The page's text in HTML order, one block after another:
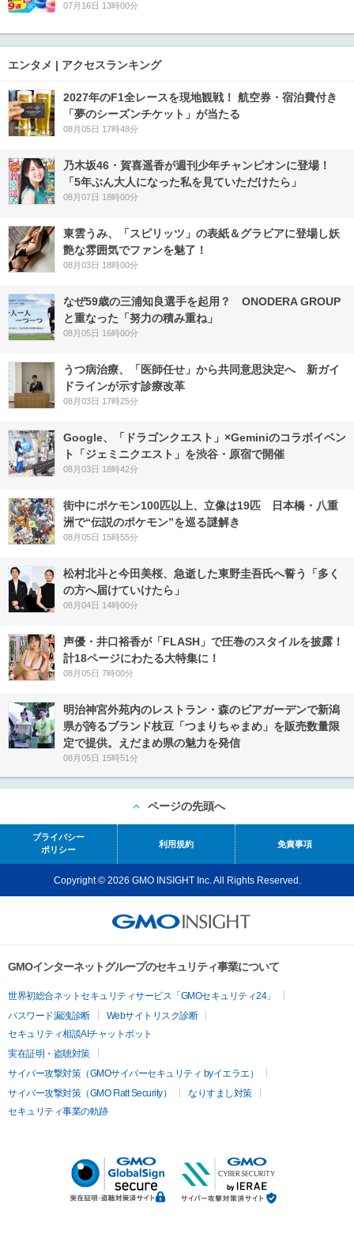
07月16日 13時00分
エンタメ | アクセスランキング
2027年のF1全レースを現地観戦！ 航空券・宿泊費付き
「夢のシーズンチケット」が当たる
08月05日 17時48分
乃木坂46・賀喜遥香が週刊少年チャンピオンに登場！
「5年ぶん大人になった私を見ていただけたら」
08月07日 18時00分
東雲うみ、「スピリッツ」の表紙＆グラビアに登場し妖
艶な雰囲気でファンを魅了！
08月03日 18時00分
なぜ59歳の三浦知良選手を起用？ ONODERA GROUP
と重なった「努力の積み重ね」
08月05日 16時00分
うつ病治療、「医師任せ」から共同意思決定へ 新ガイ
ドラインが示す診療改革
08月03日 17時25分
Google、「ドラゴンクエスト」×Geminiのコラボイベン
ト「ジェミニクエスト」を渋谷・原宿で開催
08月03日 18時42分
街中にポケモン100匹以上、立像は19匹 日本橋・八重
洲で“伝説のポケモン”を巡る謎解き
08月05日 15時55分
松村北斗と今田美桜、急逝した東野圭吾氏へ誓う「多く
の方へ届けていけたら」
08月04日 14時00分
声優・井口裕香が「FLASH」で圧巻のスタイルを披露！
計18ページにわたる大特集に！
08月05日 7時00分
明治神宮外苑内のレストラン・森のビアガーデンで新潟
県が誇るブランド枝豆「つまりちゃまめ」を販売数量限
定で提供。えだまめ県の魅力を発信
08月05日 15時51分
ページの先頭へ
プライバシー
ポリシー
利用規約 免責事項
Copyright © 2026 GMO INSIGHT Inc. All Rights Reserved.
GMOインターネットグループのセキュリティ事業について
世界初総合ネットセキュリティサービス「GMOセキュリティ24」
パスワード漏洩診断
Webサイトリスク診断
セキュリティ相談AIチャットボット
実在証明・盗聴対策
サイバー攻撃対策（GMOサイバーセキュリティ byイエラエ）
サイバー攻撃対策（GMO Flatt Security）
なりすまし対策
セキュリティ事業の軌跡